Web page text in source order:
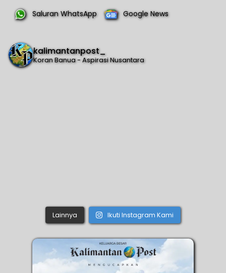
Saluran WhatsApp Google News
kalimantanpost_
Koran Banua - Aspirasi Nusantara
Lainnya Ikuti Instagram Kami